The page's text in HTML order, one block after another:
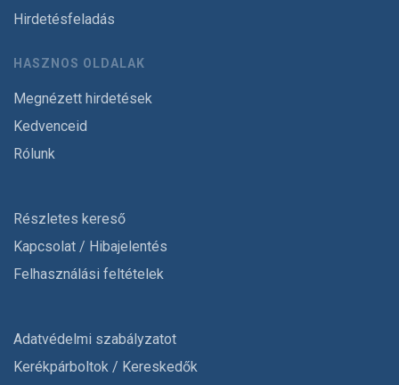
Hirdetésfeladás
HASZNOS OLDALAK
Megnézett hirdetések
Kedvenceid
Rólunk
Részletes kereső
Kapcsolat / Hibajelentés
Felhasználási feltételek
Adatvédelmi szabályzatot
Kerékpárboltok / Kereskedők